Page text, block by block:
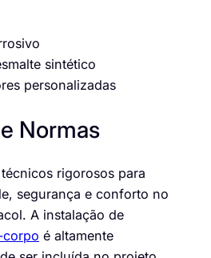
sintético
personalizadas
Normas
rigorosos para
segurança e conforto no
A instalação de
é altamente